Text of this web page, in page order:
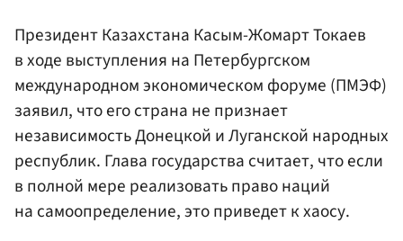
Президент Казахстана Касым-Жомарт Токаев
в ходе выступления на Петербургском
международном экономическом форуме (ПМЭФ)
заявил, что его страна не признает
независимость Донецкой и Луганской народных
республик. Глава государства считает, что если
в полной мере реализовать право наций
на самоопределение, это приведет к хаосу.